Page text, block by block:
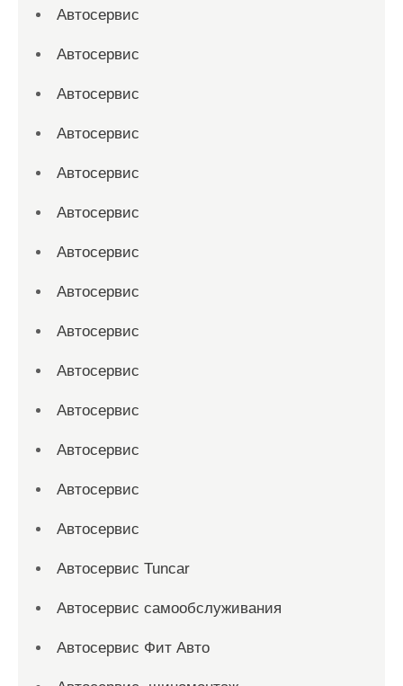
Автосервис
Автосервис
Автосервис
Автосервис
Автосервис
Автосервис
Автосервис
Автосервис
Автосервис
Автосервис
Автосервис
Автосервис
Автосервис
Автосервис
Автосервис Tuncar
Автосервис самообслуживания
Автосервис Фит Авто